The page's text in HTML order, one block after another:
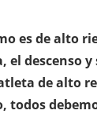
es de alto
el descenso y
de alto
todos